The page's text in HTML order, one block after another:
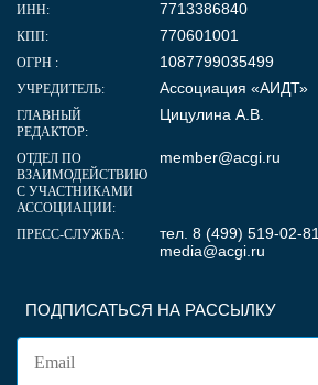
ПОДПИСАТЬСЯ НА РАССЫЛКУ
ИНН: 7713386840
КПП: 770601001
ОГРН : 1087799035499
УЧРЕДИТЕЛЬ: Ассоциация «АИДТ»
ГЛАВНЫЙ
РЕДАКТОР:
Цицулина А.В.
ОТДЕЛ ПО
ВЗАИМОДЕЙСТВИЮ
С УЧАСТНИКАМИ
АССОЦИАЦИИ:
member@acgi.ru
ПРЕСС-СЛУЖБА:
тел. 8 (499) 519-02-81
media@acgi.ru